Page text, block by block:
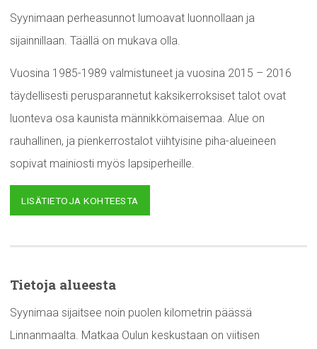
Syynimaan perheasunnot lumoavat luonnollaan ja
sijainnillaan. Täällä on mukava olla.
Vuosina 1985-1989 valmistuneet ja vuosina 2015 – 2016
täydellisesti perusparannetut kaksikerroksiset talot ovat
luonteva osa kaunista männikkömaisemaa. Alue on
rauhallinen, ja pienkerrostalot viihtyisine piha-alueineen
sopivat mainiosti myös lapsiperheille.
LISÄTIETOJA KOHTEESTA
Tietoja alueesta
Syynimaa sijaitsee noin puolen kilometrin päässä
Linnanmaalta. Matkaa Oulun keskustaan on viitisen